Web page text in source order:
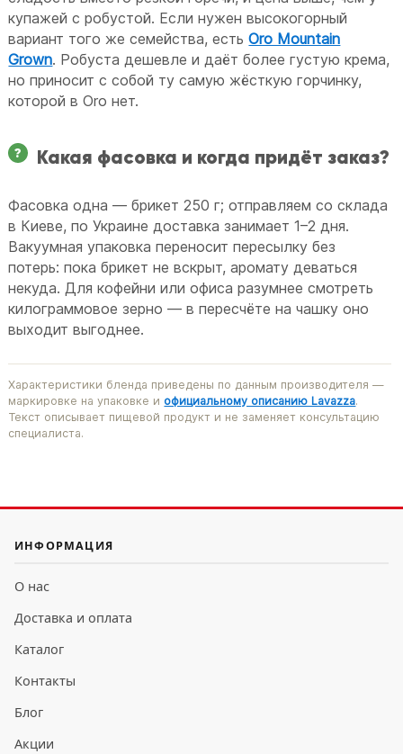
купажей с робустой. Если нужен высокогорный
вариант того же семейства, естьOro Mountain
Grown. Робуста дешевле и даёт более густую крема,
но приносит с собой ту самую жёсткую горчинку,
которой в Oro нет.
Какая фасовка и когда придёт заказ?
Фасовка одна — брикет 250 г; отправляем со склада
в Киеве, по Украине доставка занимает 1–2 дня.
Вакуумная упаковка переносит пересылку без
потерь: пока брикет не вскрыт, аромату деваться
некуда. Для кофейни или офиса разумнее смотреть
килограммовое зерно — в пересчёте на чашку оно
выходит выгоднее.
Характеристики бленда приведены по данным производителя —
маркировке на упаковке и официальному описанию Lavazza.
Текст описывает пищевой продукт и не заменяет консультацию
специалиста.
ИНФОРМАЦИЯ
О нас
Доставка и оплата
Каталог
Контакты
Блог
Акции